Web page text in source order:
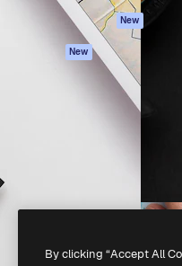
MCP voor
Claude/ChatGPT
New
New
By clicking “Accept All